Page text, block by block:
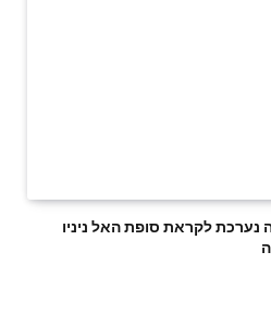
נערכת לקראת סופת האל ניניו